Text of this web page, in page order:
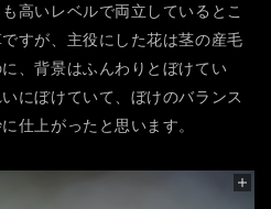
高いレベルで両立しているとこ
すが、主役にした花は茎の産毛
、背景はふんわりとぼけてい
にぼけていて、ぼけのバランス
仕上がったと思います。